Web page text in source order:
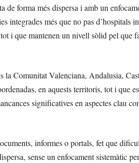
de forma més dispersa i amb un
integrades més que no pas d’hospitals
i que mantenen un nivell sòlid pel que
la Comunitat Valenciana, Andalusia,
en aquests territoris, tot i que
significatives en aspectes clau
informes o portals, fet que
sense un enfocament sistemàtic